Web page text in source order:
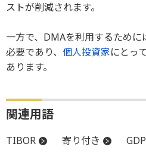
ストが削減されます。
一方で、DMAを利用するため
必要であり、 個人投資家にとっ
あります。
関連用語
TIBOR 寄り付き